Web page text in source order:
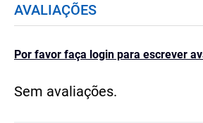
AVALIAÇÕES
Por favor faça login para escrever
Sem avaliações.